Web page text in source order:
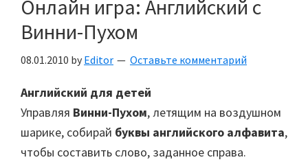
Онлайн игра: Английский с
Винни-Пухом
08.01.2010 by Editor Оставьте комментарий
Английский для детей
Управляя Винни-Пухом, летящим на воздушном
шарике, собирай буквы английского алфавита,
чтобы составить слово, заданное справа.